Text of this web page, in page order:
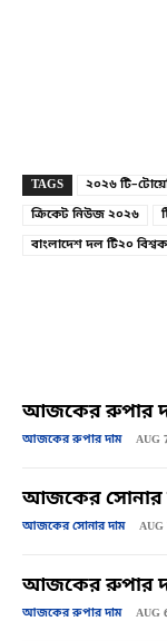
TAGS ২০২৬
ক্রিকেট নিউজ ২০২৬
বাংলাদেশ দল টি২০
আজকের রুপার
আজকের রুপার দাম AUG
আজকের সোনার
আজকের সোনার দাম AUG
আজকের রুপার
আজকের রুপার দাম AUG